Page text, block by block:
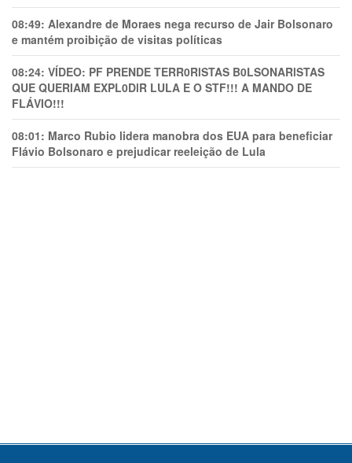
08:49: Alexandre de Moraes nega recurso de Jair Bolsonaro
e mantém proibição de visitas políticas
08:24: VÍDEO: PF PRENDE TERR0RlSTAS B0LSONARlSTAS
QUE QUERIAM EXPL0DlR LULA E O STF!!! A MANDO DE
FLÁVIO!!!
08:01: Marco Rubio lidera manobra dos EUA para beneficiar
Flávio Bolsonaro e prejudicar reeleição de Lula